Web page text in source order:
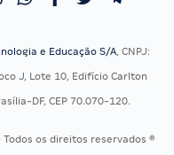
e Educação S/A, CNPJ:
J, Lote 10, Edifício Carlton
DF, CEP 70.070-120.
os direitos reservados ®